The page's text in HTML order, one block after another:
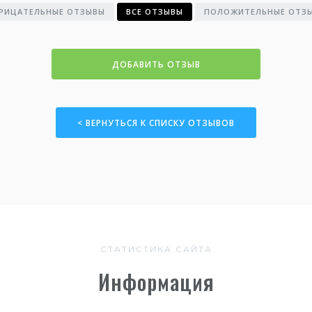
ОТЗЫВЫ ВСЕ ОТЗЫВЫ ПОЛОЖИТЕЛЬНЫЕ
ДОБАВИТЬ ОТЗЫВ
< ВЕРНУТЬСЯ К СПИСКУ ОТЗЫВОВ
СТАТИСТИКА САЙТА
Информация